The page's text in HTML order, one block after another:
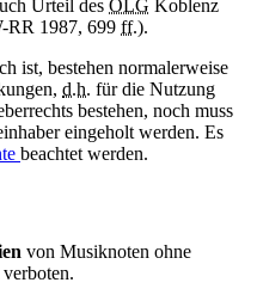
Urteil des OLG Koblenz
RR 1987, 699 ff.).
ist, bestehen normalerweise
d.h. für die Nutzung
bestehen, noch muss
eingeholt werden. Es
beachtet werden.
von Musiknoten ohne